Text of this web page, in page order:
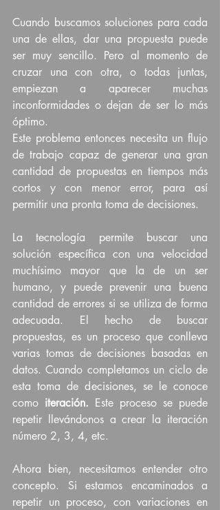
Cuando buscamos soluciones para cada
una de ellas, dar una propuesta puede
ser muy sencillo. Pero al momento de
cruzar una con otra, o todas juntas,
empiezan a aparecer muchas
inconformidades o dejan de ser lo más
óptimo.
Este problema entonces necesita un flujo
de trabajo capaz de generar una gran
cantidad de propuestas en tiempos más
cortos y con menor error, para así
permitir una pronta toma de decisiones.
La tecnología permite buscar una
solución específica con una velocidad
muchísimo mayor que la de un ser
humano, y puede prevenir una buena
cantidad de errores si se utiliza de forma
adecuada. El hecho de buscar
propuestas, es un proceso que conlleva
varias tomas de decisiones basadas en
datos. Cuando completamos un ciclo de
esta toma de decisiones, se le conoce
como iteración. Este proceso se puede
repetir llevándonos a crear la iteración
número 2, 3, 4, etc.
Ahora bien, necesitamos entender otro
concepto. Si estamos encaminados a
repetir un proceso, con variaciones en